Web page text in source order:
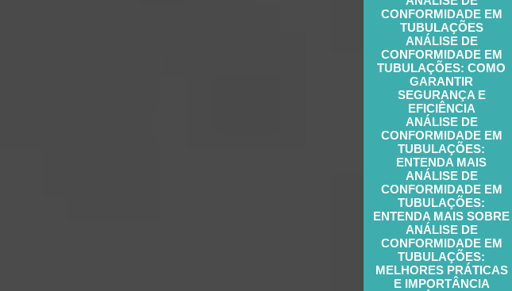
CONFORMIDADE EM
TUBULAÇÕES
ANÁLISE DE
CONFORMIDADE EM
TUBULAÇÕES: COMO
GARANTIR
SEGURANÇA E
EFICIÊNCIA
ANÁLISE DE
CONFORMIDADE EM
TUBULAÇÕES:
ENTENDA MAIS
ANÁLISE DE
CONFORMIDADE EM
TUBULAÇÕES:
ENTENDA MAIS SOBRE
ANÁLISE DE
CONFORMIDADE EM
TUBULAÇÕES:
MELHORES PRÁTICAS
E IMPORTÂNCIA